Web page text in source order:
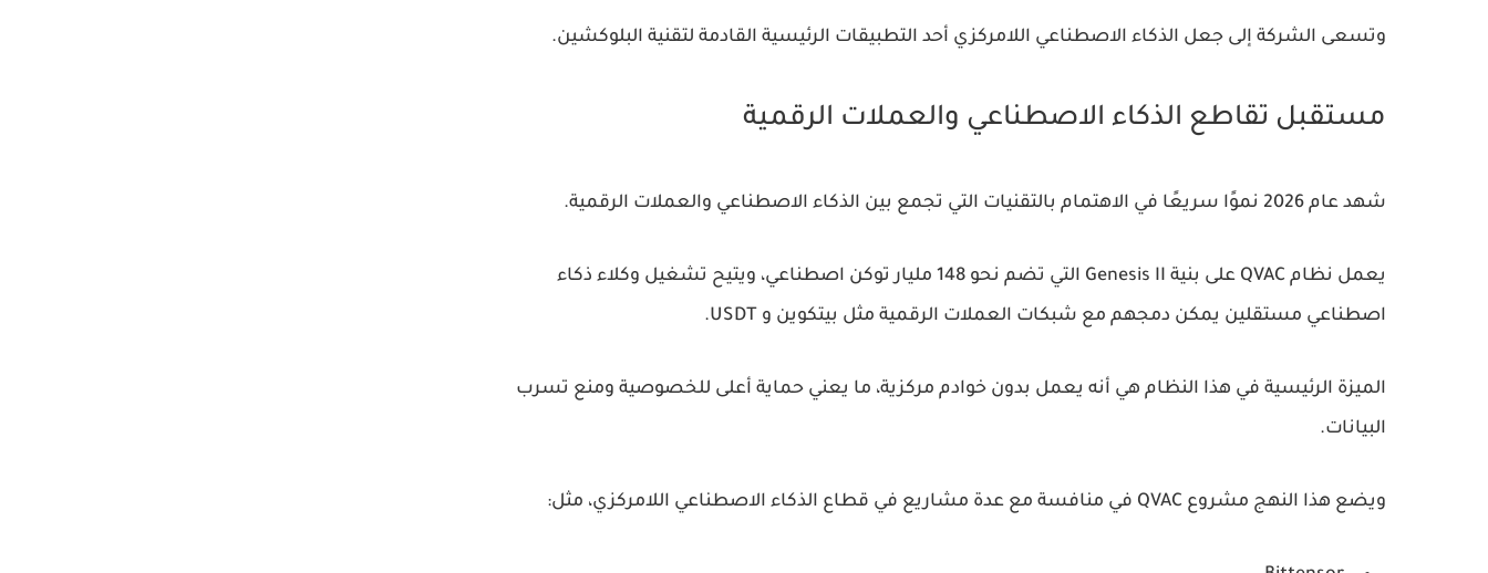
وتسعى الشركة إلى جعل الذكاء الاصطناعي اللامركزي أحد التطبيقات الرئيسية القادمة لتقنية البلوكشين.
مستقبل تقاطع الذكاء الاصطناعي والعملات الرقمية
شهد عام 2026 نموًا سريعًا في الاهتمام بالتقنيات التي تجمع بين الذكاء الاصطناعي والعملات الرقمية.
يعمل نظام QVAC على بنية Genesis II التي تضم نحو 148 مليار توكن اصطناعي
، ويتيح تشغيل وكلاء ذكاء
اصطناعي مستقلين يمكن دمجهم مع شبكات العملات الرقمية مثل بيتكوين و USDT
.
الميزة الرئيسية في هذا النظام هي أنه يعمل بدون خوادم مركزية، ما يعني حماية أعلى للخصوصية ومنع تسرب
البيانات.
ويضع هذا النهج مشروع QVAC في منافسة مع عدة مشاريع في قطاع الذكاء الاصطناعي اللامركزي، مثل: